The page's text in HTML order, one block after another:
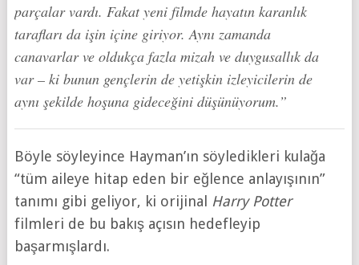
parçalar vardı. Fakat yeni filmde hayatın karanlık
tarafları da işin içine giriyor. Aynı zamanda
canavarlar ve oldukça fazla mizah ve duygusallık da
var – ki bunun gençlerin de yetişkin izleyicilerin de
aynı şekilde hoşuna gideceğini düşünüyorum.”
Böyle söyleyince Hayman’ın söyledikleri kulağa
“tüm aileye hitap eden bir eğlence anlayışının”
tanımı gibi geliyor, ki orijinal
Harry Potter
filmleri de bu bakış açısın hedefleyip
başarmışlardı.